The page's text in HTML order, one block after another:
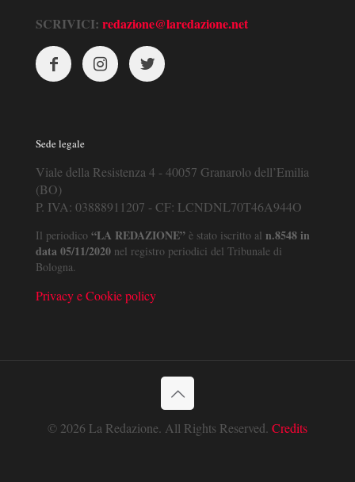
SCRIVICI: redazione@laredazione.net
Sede legale
Viale della Resistenza 4 - 40057 Granarolo dell’Emilia
(BO)
P. IVA: 03888911207 - CF: LCNDNL70T46A944O
Il periodico “LA REDAZIONE” è stato iscritto al n.8548 in
data 05/11/2020 nel registro periodici del Tribunale di
Bologna.
Privacy e Cookie policy
© 2026 La Redazione. All Rights Reserved. Credits